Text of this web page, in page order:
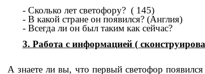
- Сколько лет светофору? ( 145)
- В какой стране он появился? (Англия)
- Всегда ли он был таким как сейчас?
3. Работа с информацией (
А знаете ли вы, что первый светофор